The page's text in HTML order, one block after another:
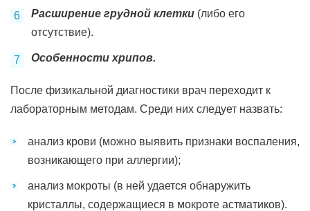
Расширение грудной клетки (либо его
отсутствие).
Особенности хрипов.
После физикальной диагностики врач переходит к
лабораторным методам. Среди них следует назвать:
анализ крови (можно выявить признаки воспаления,
возникающего при аллергии);
анализ мокроты (в ней удается обнаружить
кристаллы, содержащиеся в мокроте астматиков).